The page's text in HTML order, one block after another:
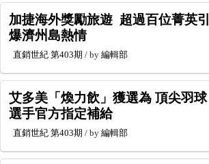
加捷海外獎勵旅遊 超過百位菁英引
爆濟州島熱情
直銷世紀 第403期 / by 編輯部
艾多美「煥力飲」獲選為 頂尖羽球
選手官方指定補給
直銷世紀 第403期 / by 編輯部